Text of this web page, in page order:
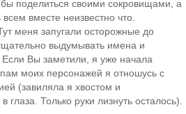
бы поделиться своими сокровищами, а
вместе неизвестно что.
меня запугали осторожные до
выдумывать имена и
Если Вы заметили, я уже начала
моих персонажей я отношусь с
(завиляла я хвостом и
глаза. Только руки лизнуть осталось).